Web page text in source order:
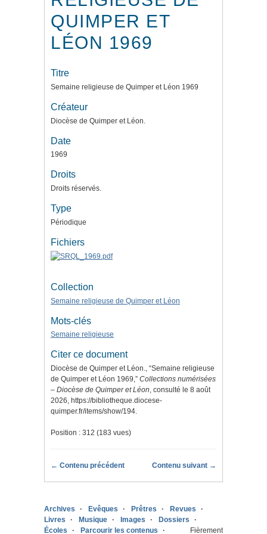
QUIMPER ET
LÉON 1969
Titre
Semaine religieuse de Quimper et Léon 1969
Créateur
Diocèse de Quimper et Léon.
Date
1969
Droits
Droits réservés.
Type
Périodique
Fichiers
Collection
Semaine religieuse de Quimper et Léon
Mots-clés
Semaine religieuse
Citer ce document
Diocèse de Quimper et Léon., “Semaine religieuse
de Quimper et Léon 1969,” Collections numérisées
– Diocèse de Quimper et Léon, consulté le 8 août
2026, https://bibliotheque.diocese-
quimper.fr/items/show/194.
Position : 312 (183 vues)
← Contenu précédent Contenu suivant →
Archives Evêques Prêtres
Revues
Livres
Musique Images
Dossiers
Écoles
Parcourir les contenus Fièrement